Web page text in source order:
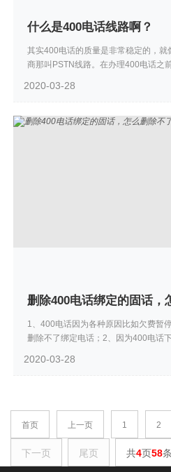
什么是400电话线路啊？
其实400电话的质量是非常稳定的，
商那叫PSTN线路。在办理400电话之
经过...
2020-03-28
删除400电话绑定的固话，
1、400电话因为各种原因比如欠费暂
删除不了绑定电话；2、因为400电话
少绑...
2020-03-28
首页 上一页 1 2
下一页 尾页 共4页58